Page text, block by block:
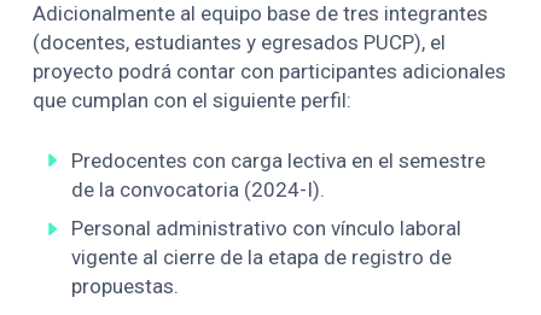
Adicionalmente al equipo base de tres integrantes
(docentes, estudiantes y egresados PUCP), el
proyecto podrá contar con participantes adicionales
que cumplan con el siguiente perfil:
Predocentes con carga lectiva en el semestre
de la convocatoria (2024-I).
Personal administrativo con vínculo laboral
vigente al cierre de la etapa de registro de
propuestas.